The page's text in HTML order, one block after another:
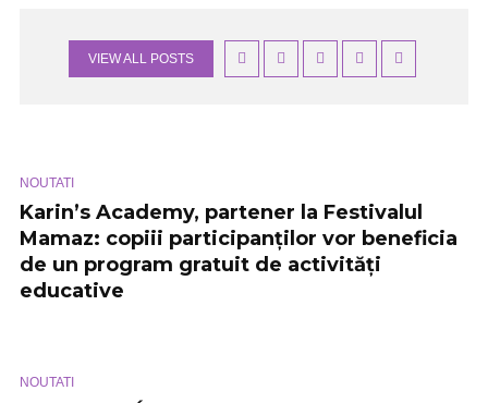
VIEW ALL POSTS
NOUTATI
Karin’s Academy, partener la Festivalul
Mamaz: copiii participanților vor beneficia
de un program gratuit de activități
educative
NOUTATI